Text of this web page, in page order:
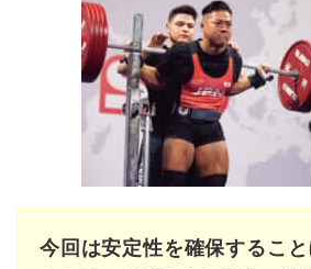
今回は安定性を確保するこ